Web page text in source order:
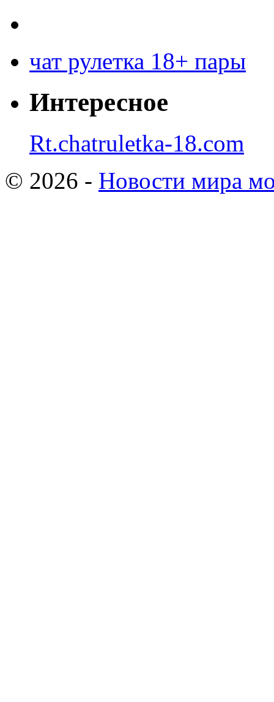
чат рулетка 18+ пары
Интересное
Rt.chatruletka-18.com
© 2026 - Новости мира